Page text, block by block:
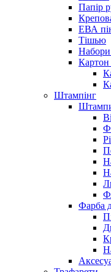
Папір
ЕВА
Тішью
Набори
Штампінг
Фарба